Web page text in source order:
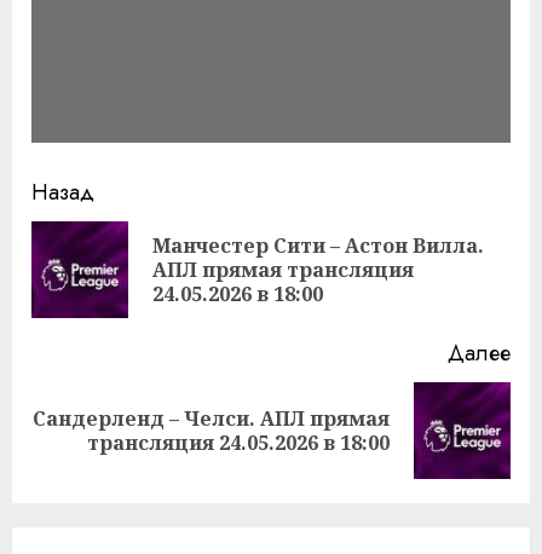
Продолжить
чтение
Назад
Манчестер Сити – Астон Вилла.
АПЛ прямая трансляция
24.05.2026 в 18:00
Далее
Следующая
запись:
Сандерленд – Челси. АПЛ прямая
трансляция 24.05.2026 в 18:00